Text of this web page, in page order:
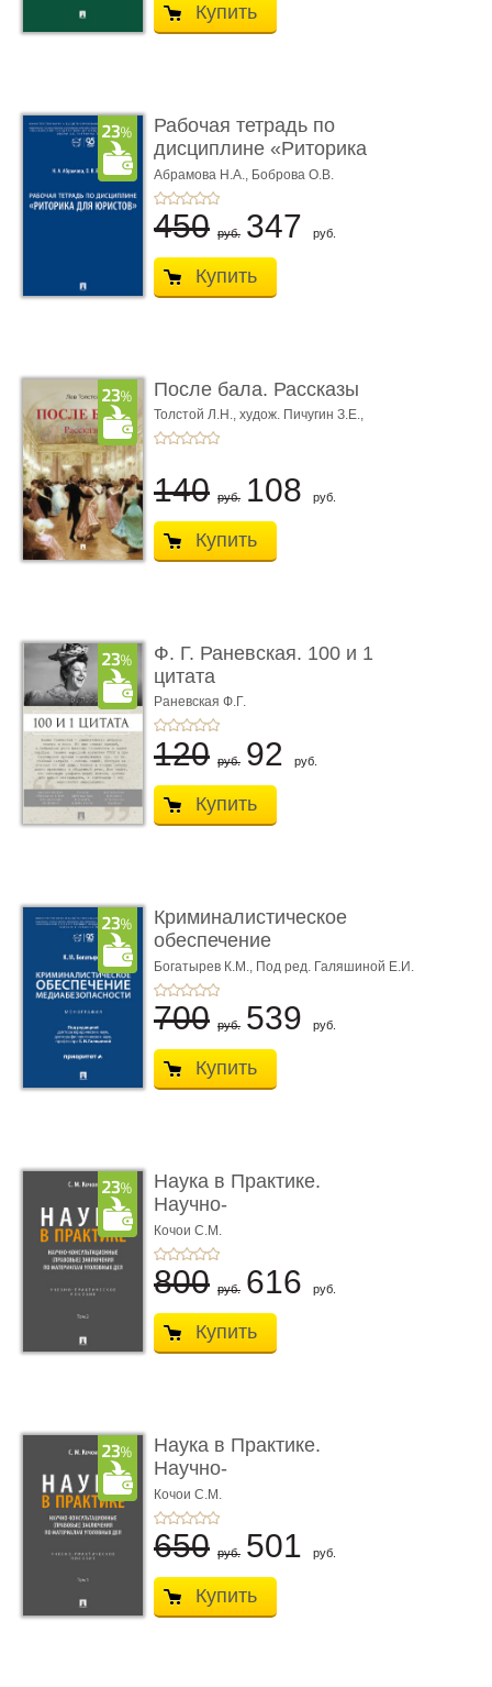
Купить
Рабочая тетрадь по
дисциплине «Риторика
для ю� ...
Абрамова Н.А., Боброва О.В.
450 руб. 347 руб.
Купить
После бала. Рассказы
Толстой Л.Н., худож. Пичугин З.Е.,
худож. Лебедев А.И.,
140 руб. 108 руб.
Купить
Ф. Г. Раневская. 100 и 1
цитата
Раневская Ф.Г.
120 руб. 92 руб.
Купить
Криминалистическое
обеспечение
медиабезопас� ...
Богатырев К.М., Под ред. Галяшиной Е.И.
700 руб. 539 руб.
Купить
Наука в Практике.
Научно-
консультационные (пра
...
Кочои С.М.
800 руб. 616 руб.
Купить
Наука в Практике.
Научно-
консультационные (пра
...
Кочои С.М.
650 руб. 501 руб.
Купить